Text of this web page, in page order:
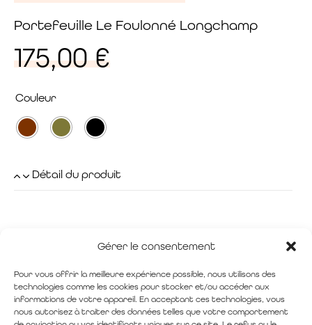
Gérer le consentement
Pour vous offrir la meilleure expérience possible, nous utilisons des
technologies comme les cookies pour stocker et/ou accéder aux
informations de votre appareil. En acceptant ces technologies, vous
nous autorisez à traiter des données telles que votre comportement
Portefeuille Le Foulonné Longchamp
175,00€
Couleur
Détail du produit